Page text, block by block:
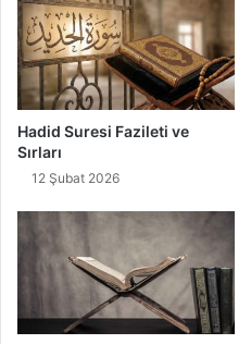
Hadid Suresi Fazileti ve
Sırları
12 Şubat 2026